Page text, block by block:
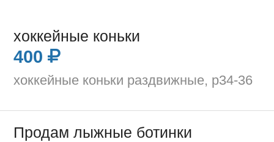
хоккейные коньки
400
хоккейные коньки раздвижные, р34-36
Продам лыжные ботинки